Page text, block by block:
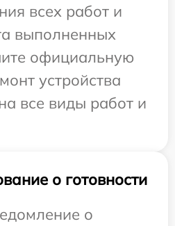
всех работ и
выполненных
официальную
устройства
все виды работ и
о готовности
о